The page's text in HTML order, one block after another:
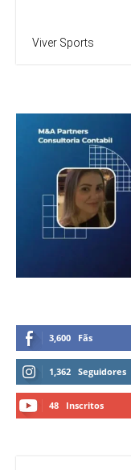
Viver Sports
3,600 Fãs
1,362 Seguidores
48 Inscritos